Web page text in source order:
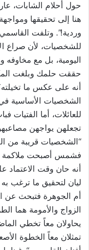
حول أحلام الشابات،
هنا إلى تحقيقها
وردية!”. وتلفت
للشخصيات، لأن صراع
اليومية، بل مع
حققت حلمك وبلغت
أنه على عكس ما
الشخصيات الأساسية
للعائلات، أما الفتيات
تجعلهن يواجهن
“الشخصيات قريبة من
فشمس أصبحت ملاكمة
أنه حان وقت الاعتماد
ليان لتحقيق ما ترغب به
أم الجوهرة فتبحث عن
الزواج والأمومة هما
يحاولان معاً تخطي
تمثلان معاً الخطوة